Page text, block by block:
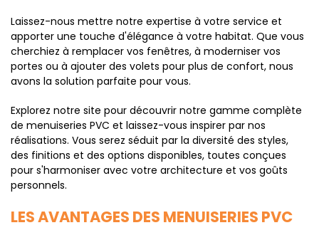
Laissez-nous mettre notre expertise à votre service et
apporter une touche d'élégance à votre habitat. Que vous
cherchiez à remplacer vos fenêtres, à moderniser vos
portes ou à ajouter des volets pour plus de confort, nous
avons la solution parfaite pour vous.
Explorez notre site pour découvrir notre gamme complète
de menuiseries PVC et laissez-vous inspirer par nos
réalisations. Vous serez séduit par la diversité des styles,
des finitions et des options disponibles, toutes conçues
pour s'harmoniser avec votre architecture et vos goûts
personnels.
LES AVANTAGES DES MENUISERIES PVC